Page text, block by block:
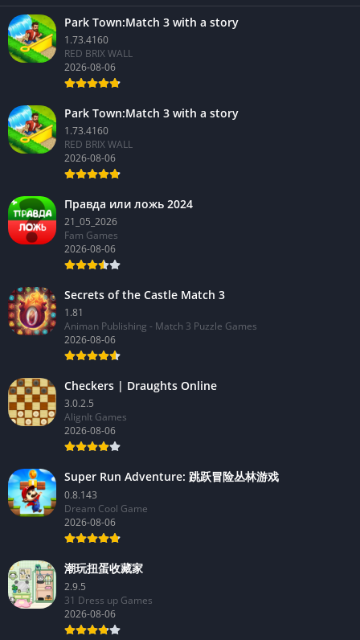
Park Town:Match 3 with a story
1.73.4160
RED BRIX WALL
2026-08-06
Park Town:Match 3 with a story
1.73.4160
RED BRIX WALL
2026-08-06
Правда или ложь 2024
21_05_2026
Fam Games
2026-08-06
Secrets of the Castle Match 3
1.81
Animan Publishing - Match 3 Puzzle Games
2026-08-06
Checkers | Draughts Online
3.0.2.5
AlignIt Games
2026-08-06
Super Run Adventure: 跳跃冒险丛林游戏
0.8.143
Dream Cool Game
2026-08-06
潮玩扭蛋收藏家
2.9.5
31 Dress up Games
2026-08-06